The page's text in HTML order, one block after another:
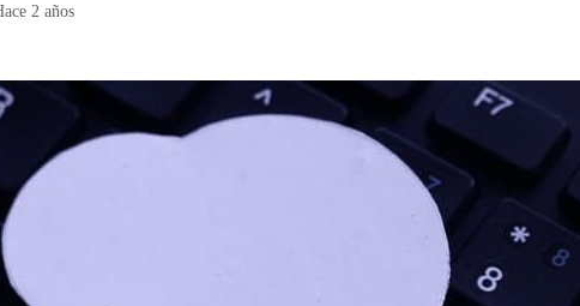
2 años